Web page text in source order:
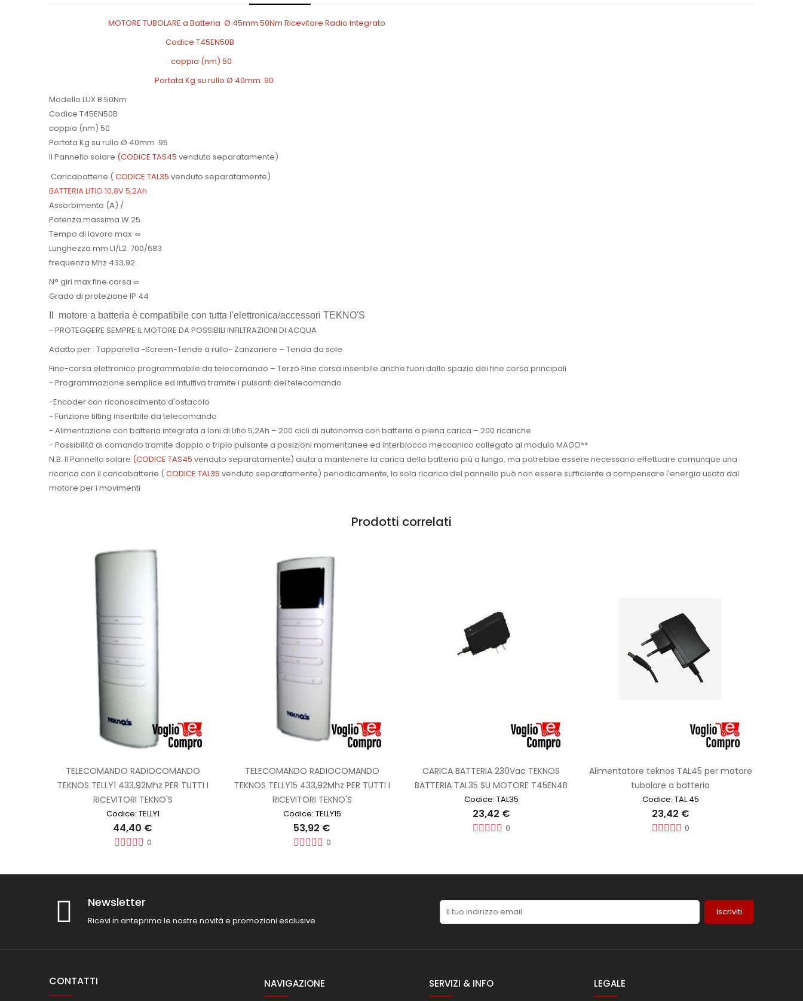
MOTORE TUBOLARE a Batteria Ø 45mm 50Nm Ricevitore Radio Integrato
Codice T45EN50B
coppia (nm) 50
Portata Kg su rullo Ø 40mm 90
Modello LUX B 50Nm
Codice T45EN50B
coppia (nm) 50
Portata Kg su rullo Ø 40mm 95
Il Pannello solare (CODICE TAS45 venduto separatamente)
Caricabatterie (CODICE TAL35 venduto separatamente)
BATTERIA LITIO 10,8V 5,2Ah
Assorbimento (A) /
Potenza massima W 25
Tempo di lavoro max ∞
Lunghezza mm L1/L2 700/683
frequenza Mhz 433,92
N° giri max fine corsa ∞
Grado di protezione IP 44
Il motore a batteria è compatibile con tutta l'elettronica/accessori TEKNO'S
- PROTEGGERE SEMPRE IL MOTORE DA POSSIBILI INFILTRAZIONI DI ACQUA
Adatto per : Tapparella -Screen-Tende a rullo- Zanzariere – Tenda da sole
Fine-corsa elettronico programmabile da telecomando – Terzo Fine corsa inseribile anche fuori dallo spazio dei fine corsa principali
- Programmazione semplice ed intuitiva tramite i pulsanti del telecomando
-Encoder con riconoscimento d'ostacolo
- Funzione tilting inseribile da telecomando
- Alimentazione con batteria integrata a Ioni di Litio 5,2Ah – 200 cicli di autonomia con batteria a piena carica – 200 ricariche
- Possibilità di comando tramite doppio o triplo pulsante a posizioni momentanee ed interblocco meccanico collegato al modulo MAGO**
N.B. Il Pannello solare (CODICE TAS45 venduto separatamente) aiuta a mantenere la carica della batteria più a lungo, ma potrebbe essere necessario effettuare comunque una
ricarica con il caricabatterie ( CODICE TAL35 venduto separatamente) periodicamente, la sola ricarica del pannello può non essere sufficiente a compensare l'energia usata dal
motore per i movimenti
Prodotti correlati
TELECOMANDO RADIOCOMANDO
TEKNOS TELLY1 433,92Mhz PER TUTTI I
RICEVITORI TEKNO'S
Codice: TELLY1
44,40 €
0
TELECOMANDO RADIOCOMANDO
TEKNOS TELLY15 433,92Mhz PER TUTTI I
RICEVITORI TEKNO'S
Codice: TELLY15
53,92 €
0
CARICA BATTERIA 230Vac TEKNOS
BATTERIA TAL35 SU MOTORE T45EN4B
Codice: TAL35
23,42 €
0
Alimentatore teknos TAL45 per motore
tubolare a batteria
Codice: TAL 45
23,42 €
0
Newsletter
Ricevi in anteprima le nostre novità e promozioni esclusive
Iscriviti
CONTATTI NAVIGAZIONE SERVIZI & INFO LEGALE